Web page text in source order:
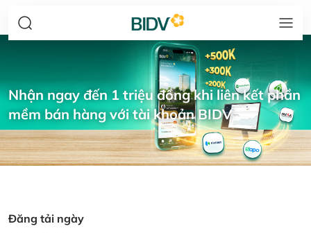
Nhận ngay đến 1 triệu đồng khi liên kết phần
mềm bán hàng với tài khoản BIDV
Đăng tải ngày